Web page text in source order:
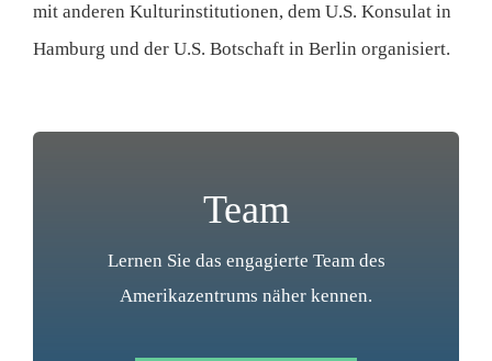
mit anderen Kulturinstitutionen, dem U.S. Konsulat in
Hamburg und der U.S. Botschaft in Berlin organisiert.
Team
Lernen Sie das engagierte Team des
Amerikazentrums näher kennen.